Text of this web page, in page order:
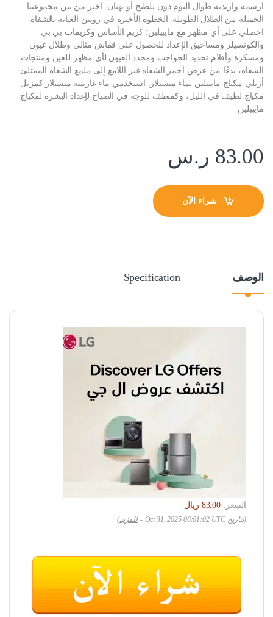
ارسمه وارتديه طوال اليوم دون تلطيخ أو بهتان. اختر من بين مجموعتنا
الجميلة من الظلال الطويلة. الخطوة الأخيرة في روتين العناية بالشفاه.
احصلي على أي مظهر مع مايبيلين: كريم الأساس وكريمات بي بي
والكونسيلر ومساحيق الإعداد للحصول على قماش مثالي وظلال عيون
ومسكرة وأقلام تحديد الحواجب ومحدد العيون لأي مظهر للعين ومنتجات
الشفاه، بدءًا من عرض أحمر الشفاه غير اللامع إلى ملمع الشفاه الممتلئ
أزيلي مكياج مايبيلين بماء ميسيلار: استخدمي ماء غارنييه ميسيلار كمزيل
مكياج لطيف في الليل، وكمنظف للوجه في الصباح لإعداد البشرة لمكياج
مايبيلين
83.00 ر.س
شراء الآن
الوصف Specification
السعر:
‏83.00 ريال
(بتاريخ Oct 31, 2025 06:01:02 UTC – للمزيد)